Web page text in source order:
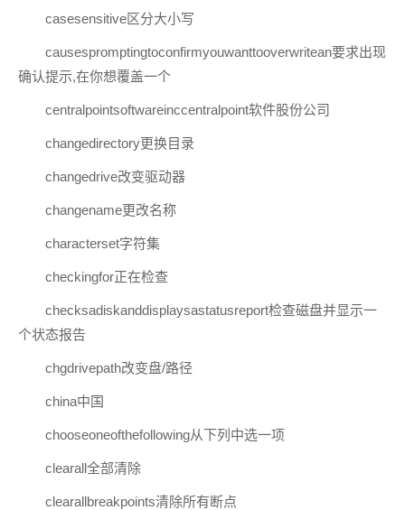
casesensitive区分大小写
causespromptingtoconfirmyouwanttooverwritean要求出现
确认提示,在你想覆盖一个
centralpointsoftwareinccentralpoint软件股份公司
changedirectory更换目录
changedrive改变驱动器
changename更改名称
characterset字符集
checkingfor正在检查
checksadiskanddisplaysastatusreport检查磁盘并显示一
个状态报告
chgdrivepath改变盘/路径
china中国
chooseoneofthefollowing从下列中选一项
clearall全部清除
clearallbreakpoints清除所有断点